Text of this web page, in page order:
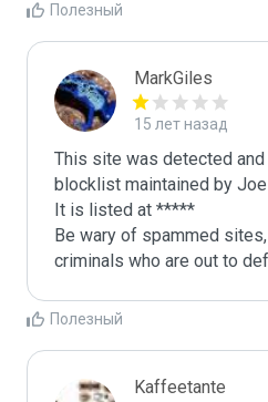
Полезный
MarkGiles
15 лет назад
This site was detected
blocklist maintained by Joe
It is listed at *****
Be wary of spammed
criminals who are out to
Полезный
Kaffeetante